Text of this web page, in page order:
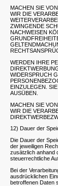
MACHEN SIE
WIR DIE
ZWINGENDE
NACHWEISEN
WERDEN IHRE
WIDERSPRUCH
EINZULEGEN.
AUSÜBEN.
MACHEN SIE
WIR DIE
12) Dauer der
Die Dauer der
der jeweiligen
zusätzlich anhand
steuerrechtliche
Bei der
ausdrücklichen
betroffenen Daten